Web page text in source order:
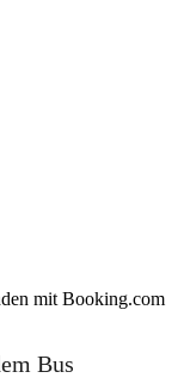
mit Booking.com
Bus